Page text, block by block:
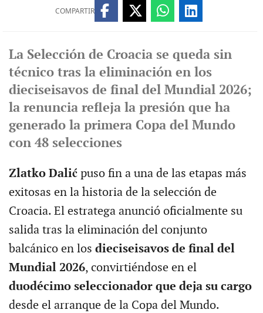
COMPARTIR
La Selección de Croacia se queda sin
técnico tras la eliminación en los
dieciseisavos de final del Mundial 2026;
la renuncia refleja la presión que ha
generado la primera Copa del Mundo
con 48 selecciones
Zlatko Dalićpuso fin a una de las etapas más
exitosas en la historia de la selección de
Croacia. El estratega anunció oficialmente su
salida tras la eliminación del conjunto
balcánico en los dieciseisavos de final del
Mundial 2026, convirtiéndose en el
duodécimo seleccionador que deja su cargo
desde el arranque de la Copa del Mundo.